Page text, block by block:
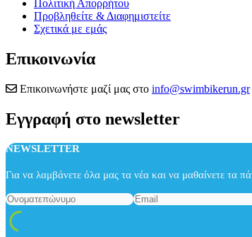
Πολιτική Απορρήτου
Προβληθείτε & Διαφημιστείτε
Σχετικά με εμάς
Επικοινωνία
Επικοινωνήστε μαζί μας στο info@swimbikerun.gr
Εγγραφή στο newsletter
NEWSLETTER
Για να λαμβάνετε όλα μας τα νέα και να μαθαίνετε τα